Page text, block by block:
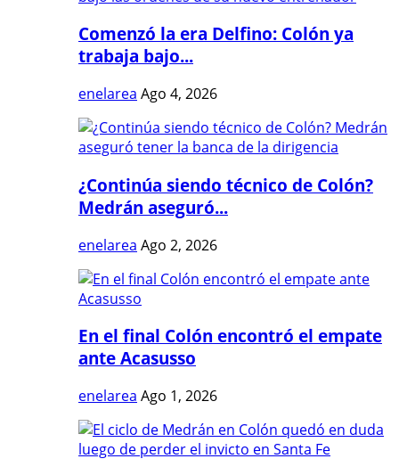
Comenzó la era Delfino: Colón ya
trabaja bajo...
enelarea Ago 4, 2026
¿Continúa siendo técnico de Colón?
Medrán aseguró...
enelarea Ago 2, 2026
En el final Colón encontró el empate
ante Acasusso
enelarea Ago 1, 2026